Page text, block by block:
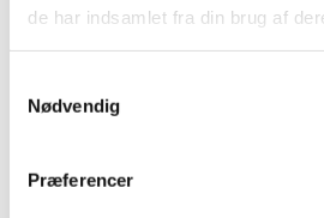
de har indsamlet fra din brug af
Nødvendig
Præferencer